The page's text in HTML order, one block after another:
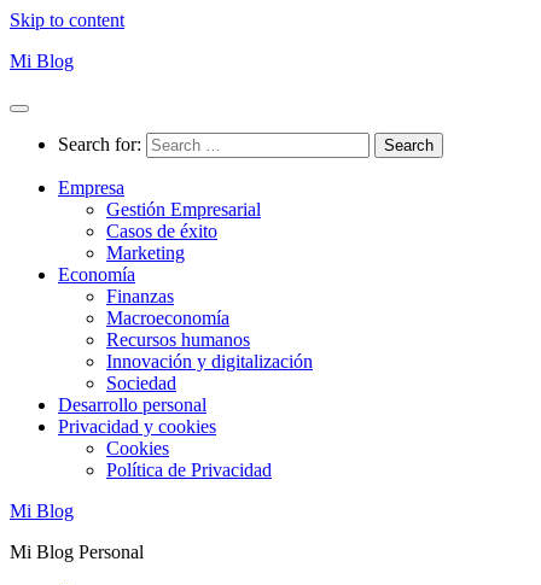
Skip to content
Mi Blog
Search for:
Empresa
Gestión Empresarial
Casos de éxito
Marketing
Economía
Finanzas
Macroeconomía
Recursos humanos
Innovación y digitalización
Sociedad
Desarrollo personal
Privacidad y cookies
Cookies
Política de Privacidad
Mi Blog
Mi Blog Personal